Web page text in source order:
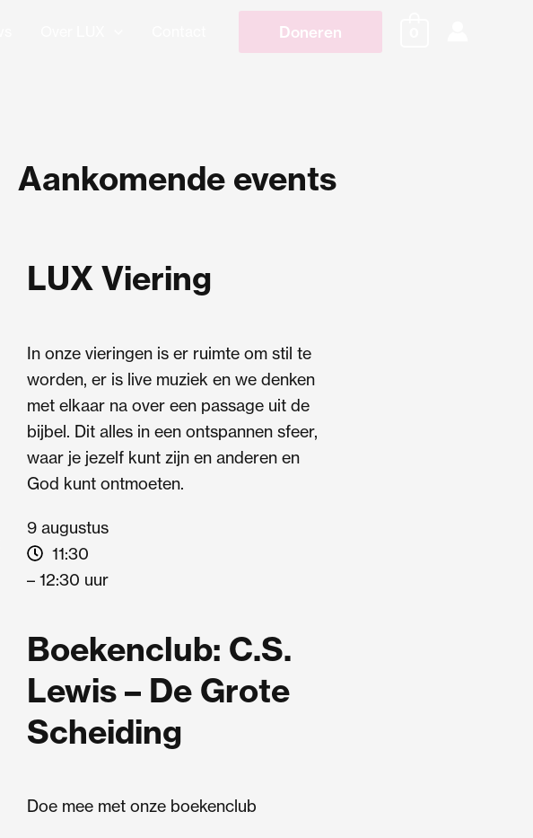
Doneren
Aankomende events
LUX Viering
In onze vieringen is er ruimte om stil te
worden, er is live muziek en we denken
met elkaar na over een passage uit de
bijbel. Dit alles in een ontspannen sfeer,
waar je jezelf kunt zijn en anderen en
God kunt ontmoeten.
9 augustus
11:30
– 12:30 uur
Boekenclub: C.S.
Lewis – De Grote
Scheiding
Doe mee met onze boekenclub